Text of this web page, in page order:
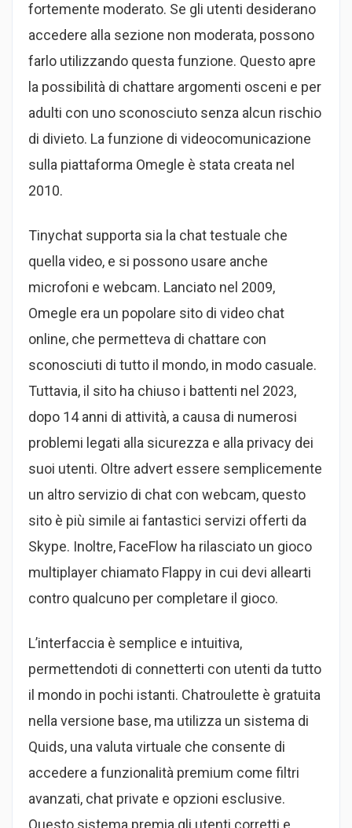
fortemente moderato. Se gli utenti desiderano
accedere alla sezione non moderata, possono
farlo utilizzando questa funzione. Questo apre
la possibilità di chattare argomenti osceni e per
adulti con uno sconosciuto senza alcun rischio
di divieto. La funzione di videocomunicazione
sulla piattaforma Omegle è stata creata nel
2010.
Tinychat supporta sia la chat testuale che
quella video, e si possono usare anche
microfoni e webcam. Lanciato nel 2009,
Omegle era un popolare sito di video chat
online, che permetteva di chattare con
sconosciuti di tutto il mondo, in modo casuale.
Tuttavia, il sito ha chiuso i battenti nel 2023,
dopo 14 anni di attività, a causa di numerosi
problemi legati alla sicurezza e alla privacy dei
suoi utenti. Oltre advert essere semplicemente
un altro servizio di chat con webcam, questo
sito è più simile ai fantastici servizi offerti da
Skype. Inoltre, FaceFlow ha rilasciato un gioco
multiplayer chiamato Flappy in cui devi allearti
contro qualcuno per completare il gioco.
L’interfaccia è semplice e intuitiva,
permettendoti di connetterti con utenti da tutto
il mondo in pochi istanti. Chatroulette è gratuita
nella versione base, ma utilizza un sistema di
Quids, una valuta virtuale che consente di
accedere a funzionalità premium come filtri
avanzati, chat private e opzioni esclusive.
Questo sistema premia gli utenti corretti e